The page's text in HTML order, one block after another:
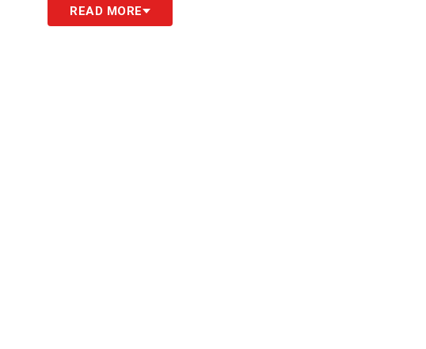
READ MORE